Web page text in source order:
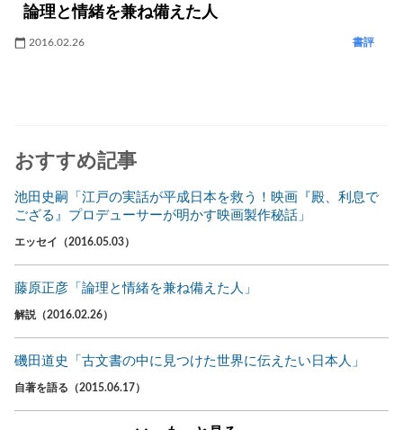
論理と情緒を兼ね備えた人
2016.02.26 書評
おすすめ記事
池田史嗣「江戸の実話が平成日本を救う！映画『殿、利息で
ござる』プロデューサーが明かす映画製作秘話」
エッセイ（2016.05.03）
藤原正彦「論理と情緒を兼ね備えた人」
解説（2016.02.26）
磯田道史「古文書の中に見つけた世界に伝えたい日本人」
自著を語る（2015.06.17）